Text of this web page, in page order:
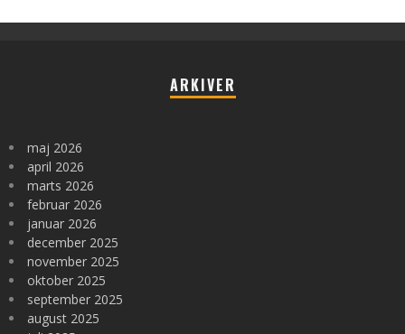
ARKIVER
maj 2026
april 2026
marts 2026
februar 2026
januar 2026
december 2025
november 2025
oktober 2025
september 2025
august 2025